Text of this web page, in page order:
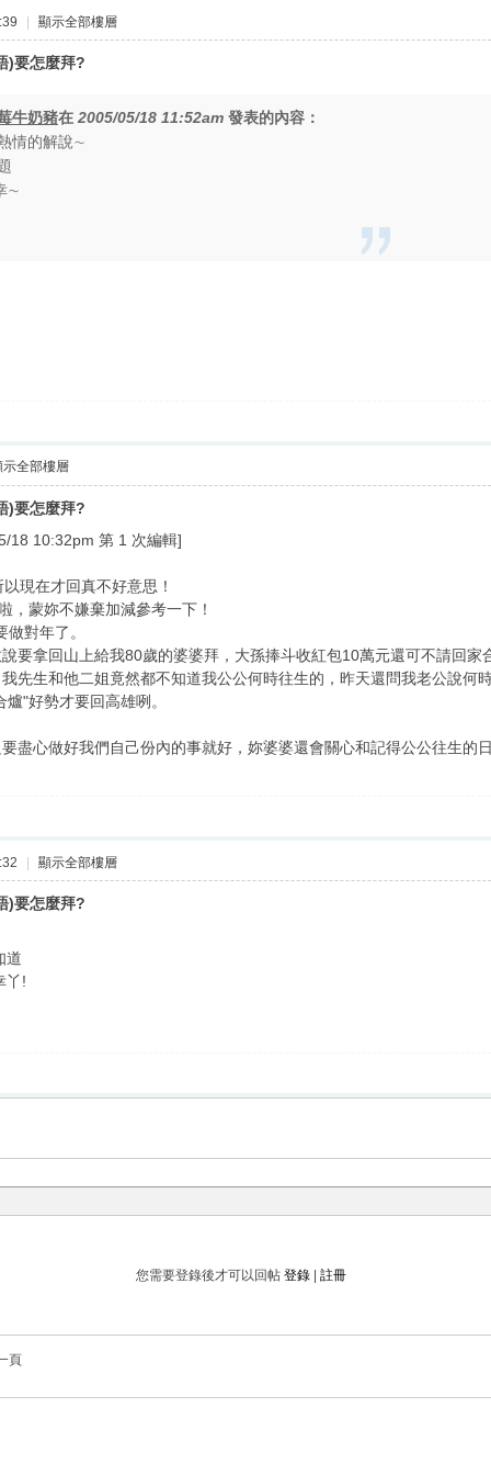
| 顯示全部樓層
)要怎麼拜?
牛奶豬在 2005/05/18 11:52am 發表的內容：
情的解說∼
∼
示全部樓層
)要怎麼拜?
18 10:32pm 第 1 次編輯]
現在才回真不好意思！
，蒙妳不嫌棄加減參考一下！
對年了。
要拿回山上給我80歲的婆婆拜，大孫捧斗收紅包10萬元還可不請回家
先生和他二姐竟然都不知道我公公何時往生的，昨天還問我老公說何
"好勢才要回高雄咧。
盡心做好我們自己份內的事就好，妳婆婆還會關心和記得公公往生
| 顯示全部樓層
)要怎麼拜?
道
丫!
您需要登錄後才可以回帖 登錄| 註冊
頁